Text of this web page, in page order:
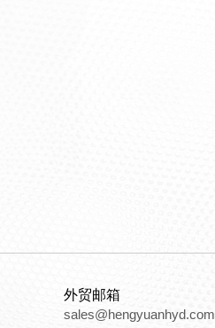
外贸邮箱
sales@hengyuanhyd.com